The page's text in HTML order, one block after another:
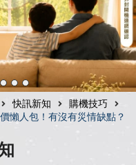
快訊新知
購機技巧
懶人包！有沒有災情缺點？